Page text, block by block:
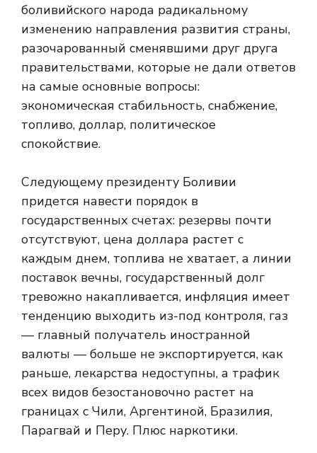
боливийского народа радикальному
изменению направления развития страны,
разочарованный сменявшими друг друга
правительствами, которые не дали ответов
на самые основные вопросы:
экономическая стабильность, снабжение,
топливо, доллар, политическое
спокойствие.
Следующему президенту Боливии
придется навести порядок в
государственных счетах: резервы почти
отсутствуют, цена доллара растет с
каждым днем, топлива не хватает, а линии
поставок вечны, государственный долг
тревожно накапливается, инфляция имеет
тенденцию выходить из-под контроля, газ
— главный получатель иностранной
валюты — больше не экспортируется, как
раньше, лекарства недоступны, а трафик
всех видов безостановочно растет на
границах с Чили, Аргентиной, Бразилия,
Парагвай и Перу. Плюс наркотики.